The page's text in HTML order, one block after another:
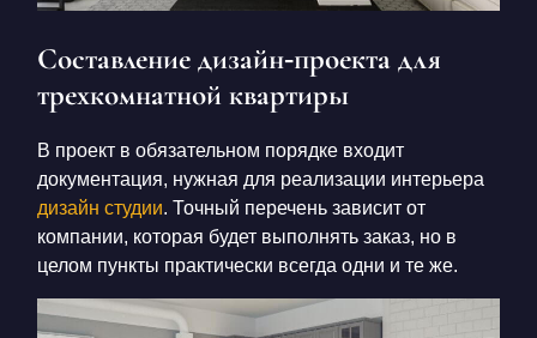
Составление дизайн-проекта для
трехкомнатной квартиры
В проект в обязательном порядке входит
документация, нужная для реализации интерьера
дизайн студии. Точный перечень зависит от
компании, которая будет выполнять заказ, но в
целом пункты практически всегда одни и те же.